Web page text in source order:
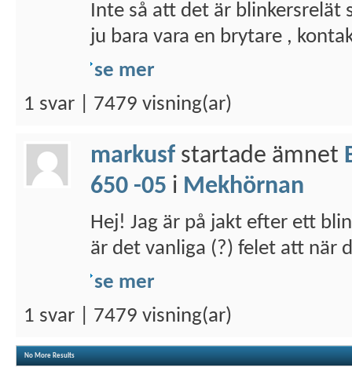
Inte så att det är blinkersrelät
ju bara vara en brytare ,
se mer
1 svar | 7479 visning(ar)
markusf startade ämnet
650 -05 i Mekhörnan
Hej! Jag är på jakt efter ett
är det vanliga (?) felet att när
se mer
1 svar | 7479 visning(ar)
No More Results